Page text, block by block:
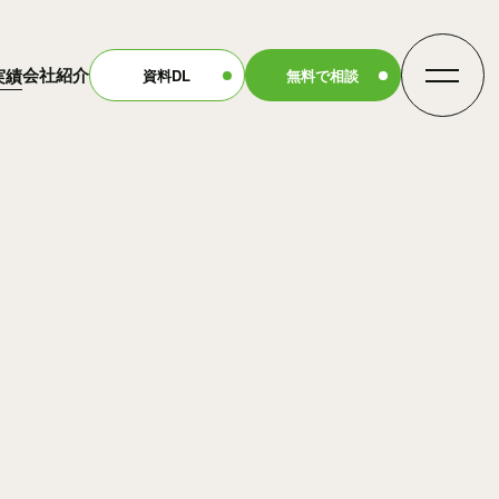
績会社紹介 資料DL 無料で相談